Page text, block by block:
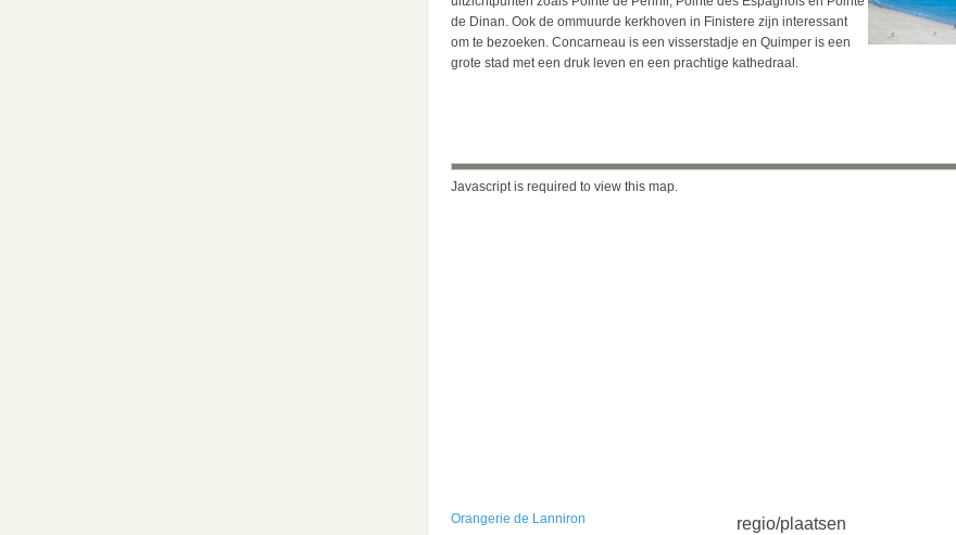
de Dinan. Ook de ommuurde kerkhoven in Finistere zijn interessant
om te bezoeken. Concarneau is een visserstadje en Quimper is een
grote stad met een druk leven en een prachtige kathedraal.
Javascript is required to view this map.
Orangerie de Lanniron regio/plaatsen